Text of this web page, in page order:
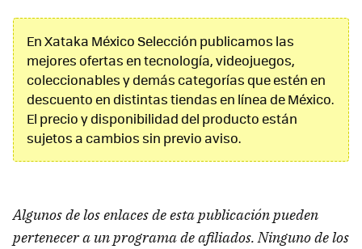
En Xataka México Selección publicamos las
mejores ofertas en tecnología, videojuegos,
coleccionables y demás categorías que estén en
descuento en distintas tiendas en línea de México.
El precio y disponibilidad del producto están
sujetos a cambios sin previo aviso.
Algunos de los enlaces de esta publicación pueden
pertenecer a un programa de afiliados. Ninguno de los